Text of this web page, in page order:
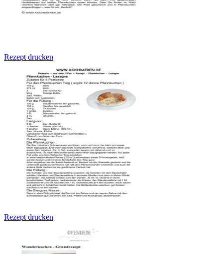
Rezept drucken
Rezept drucken